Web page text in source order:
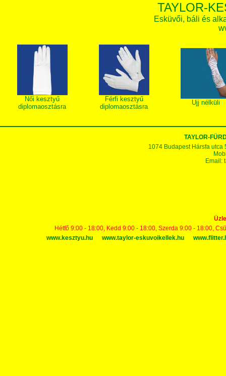
TAYLOR-
Esküvői, báli és
Női kesztyű
diplomaosztásra
Férfi kesztyű
diplomaosztásra
Ujj nélküli
TAYLOR-
1074 Budapest Hársfa utca
Email:
Hétfő 9:00 - 18:00, Kedd 9:00 - 18:00, Szerda 9:00 - 18:00,
www.kesztyu.hu
www.taylor-eskuvoikellek.hu